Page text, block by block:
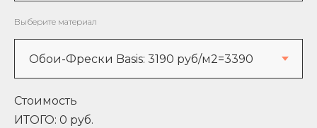
Выберите материал
Стоимость
ИТОГО: 0 руб.